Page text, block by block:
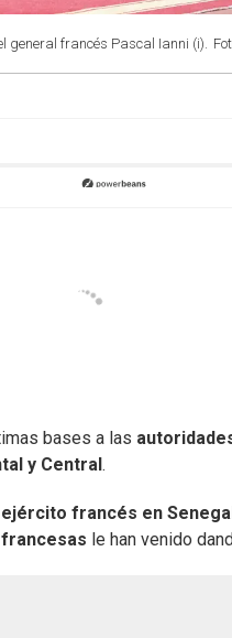
general francés Pascal Ianni (i).
bases a las
y Central .
ejército francés en Senegal
le han venido